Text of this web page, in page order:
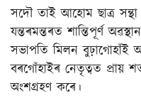
সদৌ তাই আহোম ছাত্ৰ
যন্তৰমন্তৰত শান্তিপূৰ্ণ
সভাপতি মিলন বুঢ়াগোহাঁই
বৰগোঁহাইৰ নেতৃত্বত প্ৰায়
অংশগ্ৰহণ কৰে।